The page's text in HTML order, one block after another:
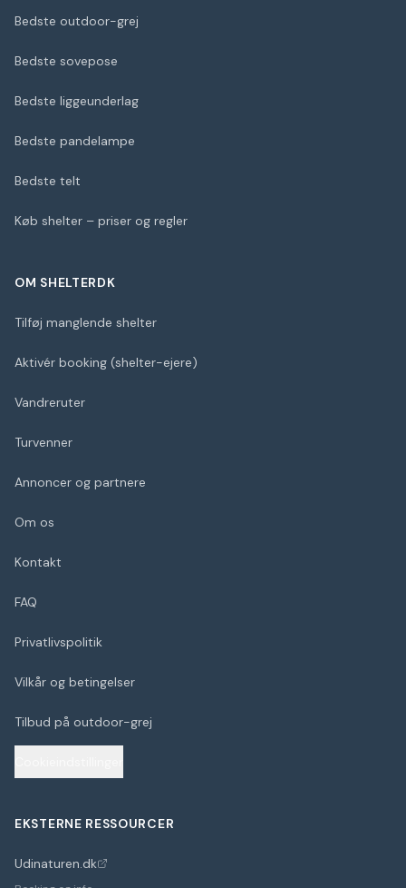
Bedste outdoor-grej
Bedste sovepose
Bedste liggeunderlag
Bedste pandelampe
Bedste telt
Køb shelter – priser og regler
OM SHELTERDK
Tilføj manglende shelter
Aktivér booking (shelter-ejere)
Vandreruter
Turvenner
Annoncer og partnere
Om os
Kontakt
FAQ
Privatlivspolitik
Vilkår og betingelser
Tilbud på outdoor-grej
EKSTERNE RESSOURCER
Udinaturen.dk
(åbner i nyt faneblad)